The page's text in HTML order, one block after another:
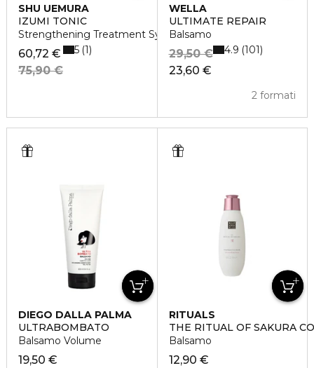
SHU UEMURA
IZUMI TONIC
Strengthening Treatment System
60,72 €
75,90 €
5 1
WELLA
ULTIMATE REPAIR
Balsamo
23,60 €
29,50 €
2 formati
4.9 101
DIEGO DALLA PALMA
ULTRABOMBATO
Balsamo Volume
19,50 €
RITUALS
THE RITUAL OF SAKURA
Balsamo
12,90 €